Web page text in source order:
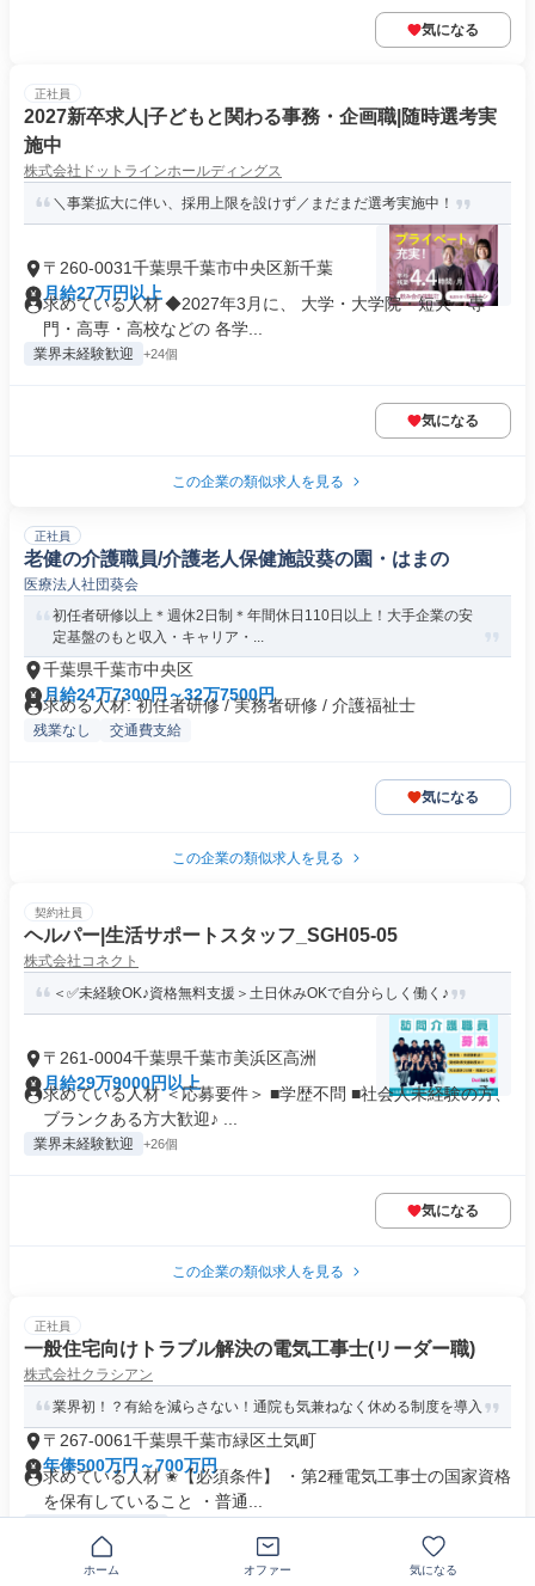
気になる
正社員
2027新卒求人|子どもと関わる事務・企画職|随時選考実
施中
株式会社ドットラインホールディングス
＼事業拡大に伴い、採用上限を設けず／まだまだ選考実施中！
〒260-0031千葉県千葉市中央区新千葉
月給27万円以上
求めている人材 ◆2027年3月に、 大学・大学院・短大・専
門・高専・高校などの 各学...
業界未経験歓迎 +24個
気になる
この企業の類似求人を見る
正社員
老健の介護職員/介護老人保健施設葵の園・はまの
医療法人社団葵会
初任者研修以上＊週休2日制＊年間休日110日以上！大手企業の安
定基盤のもと収入・キャリア・...
千葉県千葉市中央区
月給24万7300円～32万7500円
求める人材: 初任者研修 / 実務者研修 / 介護福祉士
残業なし 交通費支給
気になる
この企業の類似求人を見る
契約社員
ヘルパー|生活サポートスタッフ_SGH05-05
株式会社コネクト
＜✅未経験OK♪資格無料支援＞土日休みOKで自分らしく働く♪
〒261-0004千葉県千葉市美浜区高洲
月給29万9000円以上
求めている人材 ＜応募要件＞ ■学歴不問 ■社会⼈未経験の方、
ブランクある方大歓迎♪ ...
業界未経験歓迎 +26個
気になる
この企業の類似求人を見る
正社員
一般住宅向けトラブル解決の電気工事士(リーダー職)
株式会社クラシアン
業界初！？有給を減らさない！通院も気兼ねなく休める制度を導入
〒267-0061千葉県千葉市緑区土気町
年俸500万円～700万円
求めている人材 ✬【必須条件】 ・第2種電気工事士の国家資格
を保有していること ・普通...
ホーム オファー 気になる